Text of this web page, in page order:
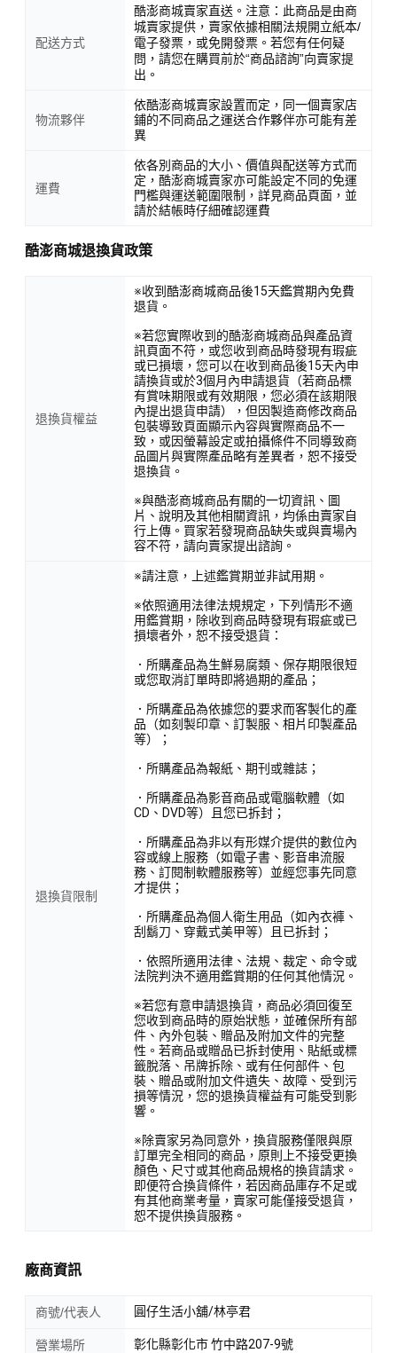
配送方式
酷澎商城賣家直送。注意：此商品是由商
城賣家提供，賣家依據相關法規開立紙本/
電子發票，或免開發票。若您有任何疑
問，請您在購買前於“商品諮詢”向賣家提
出。
物流夥伴
依酷澎商城賣家設置而定，同一個賣家店
鋪的不同商品之運送合作夥伴亦可能有差
異
運費
依各別商品的大小、價值與配送等方式而
定，酷澎商城賣家亦可能設定不同的免運
門檻與運送範圍限制，詳見商品頁面，並
請於結帳時仔細確認運費
酷澎商城退換貨政策
退換貨權益
※收到酷澎商城商品後15天鑑賞期內免費
退貨。
※若您實際收到的酷澎商城商品與產品資
訊頁面不符，或您收到商品時發現有瑕疵
或已損壞，您可以在收到商品後15天內申
請換貨或於3個月內申請退貨（若商品標
有賞味期限或有效期限，您必須在該期限
內提出退貨申請），但因製造商修改商品
包裝導致頁面顯示內容與實際商品不一
致，或因螢幕設定或拍攝條件不同導致商
品圖片與實際產品略有差異者，恕不接受
退換貨。
※與酷澎商城商品有關的一切資訊、圖
片、說明及其他相關資訊，均係由賣家自
行上傳。買家若發現商品缺失或與賣場內
容不符，請向賣家提出諮詢。
退換貨限制
※請注意，上述鑑賞期並非試用期。
※依照適用法律法規規定，下列情形不適
用鑑賞期，除收到商品時發現有瑕疵或已
損壞者外，恕不接受退貨：
．所購產品為生鮮易腐類、保存期限很短
或您取消訂單時即將過期的產品；
．所購產品為依據您的要求而客製化的產
品（如刻製印章、訂製服、相片印製產品
等）；
．所購產品為報紙、期刊或雜誌；
．所購產品為影音商品或電腦軟體（如
CD、DVD等）且您已拆封；
．所購產品為非以有形媒介提供的數位內
容或線上服務（如電子書、影音串流服
務、訂閱制軟體服務等）並經您事先同意
才提供；
．所購產品為個人衛生用品（如內衣褲、
刮鬍刀、穿戴式美甲等）且已拆封；
．依照所適用法律、法規、裁定、命令或
法院判決不適用鑑賞期的任何其他情況。
※若您有意申請退換貨，商品必須回復至
您收到商品時的原始狀態，並確保所有部
件、內外包裝、贈品及附加文件的完整
性。若商品或贈品已拆封使用、貼紙或標
籤脫落、吊牌拆除、或有任何部件、包
裝、贈品或附加文件遺失、故障、受到污
損等情況，您的退換貨權益有可能受到影
響。
※除賣家另為同意外，換貨服務僅限與原
訂單完全相同的商品，原則上不接受更換
顏色、尺寸或其他商品規格的換貨請求。
即便符合換貨條件，若因商品庫存不足或
有其他商業考量，賣家可能僅接受退貨，
恕不提供換貨服務。
廠商資訊
商號/代表人 圓仔生活小舖/林亭君
營業場所 彰化縣彰化市 竹中路207-9號